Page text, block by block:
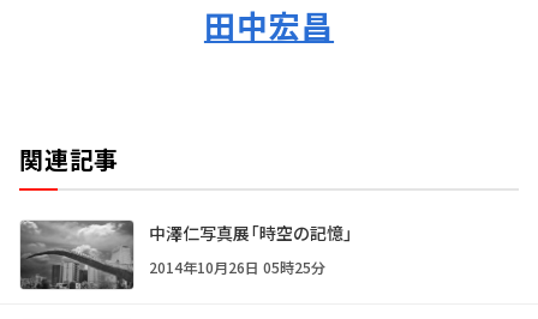
田中宏昌
関連記事
中澤仁写真展「時空の記憶」
2014年10月26日 05時25分